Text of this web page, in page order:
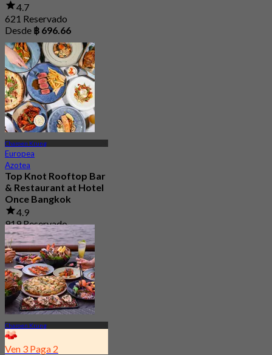
4.7
621 Reservado
Desde ฿ 696.66
Charoen Krung
Europea
Azotea
Top Knot Rooftop Bar
& Restaurant at Hotel
Once Bangkok
4.9
919 Reservado
Desde฿ 699
Charoen Krung
Ven 3 Paga 2